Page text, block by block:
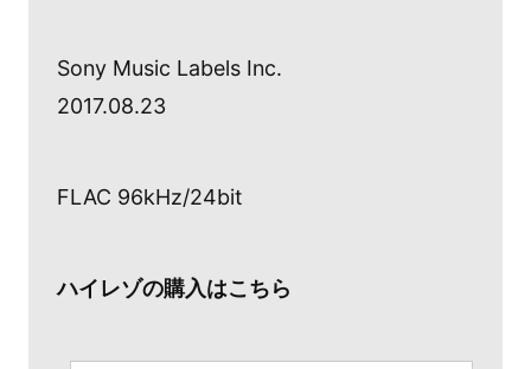
Sony Music Labels Inc.
2017.08.23
FLAC 96kHz/24bit
ハイレゾの購入はこちら